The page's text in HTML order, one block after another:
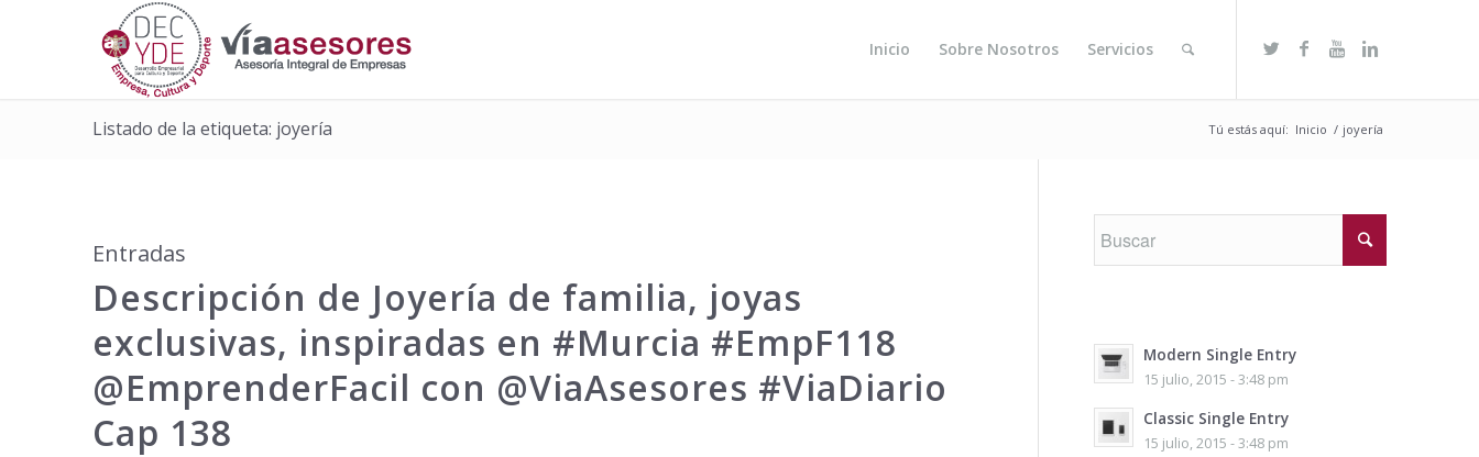
Inicio Sobre Nosotros Servicios
Listado de la etiqueta: joyería Tú estás aquí: Inicio / joyería
Entradas
Descripción de Joyería de familia, joyas
exclusivas, inspiradas en #Murcia #EmpF118
@EmprenderFacil con @ViaAsesores #ViaDiario
Cap 138
Modern Single Entry
15 julio, 2015 - 3:48 pm
Classic Single Entry
15 julio, 2015 - 3:48 pm